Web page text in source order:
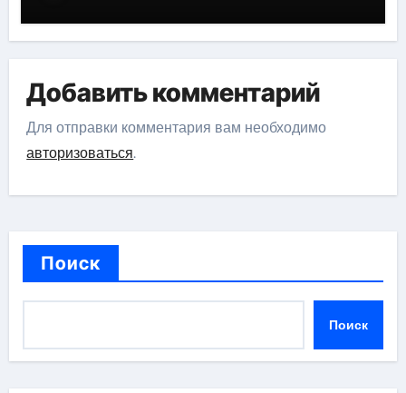
Добавить комментарий
Для отправки комментария вам необходимо
авторизоваться.
Поиск
Поиск